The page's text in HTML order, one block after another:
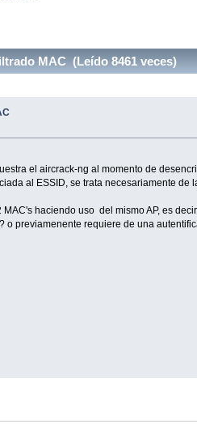
MAC (Leído 8461 veces)
el aircrack-ng al momento de
al ESSID, se trata necesariamente
haciendo uso del mismo AP, es
o previamenente requiere de una